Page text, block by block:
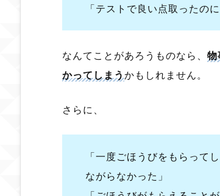
「テストで良い点取ったの
なんてことがあろうものなら、 物
かってしまうかもしれません。
さらに、
「一度ごほうびをもらって
ながらなかった」